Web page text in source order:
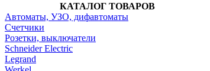
КАТАЛОГ ТОВАРОВ
Автоматы, УЗО, дифавтоматы
Счетчики
Розетки, выключатели
Schneider Electric
Legrand